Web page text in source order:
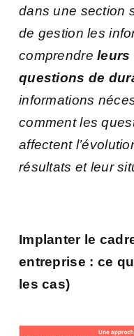
dans une section
de gestion les
comprendreleurs
questions de
informations
comment les
affectent
résultats et leur
Implanter le
entreprise : ce
les cas)